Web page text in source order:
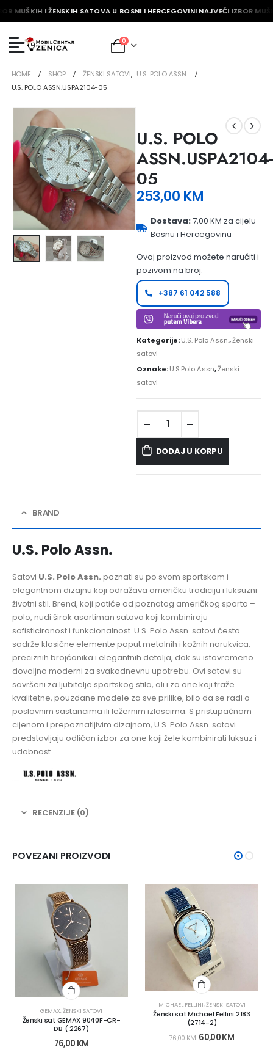
MUŠKIH I ŽENSKIH SATOVA U BOSNI I HERCEGOVINI NAJVEĆI IZBOR
0
HOME SHOP ŽENSKI SATOVI, U.S. POLO ASSN.
U.S. POLO ASSN.USPA2104-05
U.S. POLO
05
253,00 KM
Dostava:7,00 KM za cijelu
Bosnu i Hercegovinu
Ovaj proizvod možete naručiti i
pozivom na broj:
+387 61 042 588
Kategorije:U.S. Polo Assn.,Ženski
satovi
Oznake:U.S.Polo Assn,Ženski
satovi
DODAJ U KORPU
BRAND
U.S. Polo Assn.
Satovi U.S. Polo Assn. poznati su po svom sportskom i
elegantnom dizajnu koji odražava američku tradiciju i luksuzni
životni stil. Brend, koji potiče od poznatog američkog sporta –
polo, nudi širok asortiman satova koji kombiniraju
sofisticiranost i funkcionalnost. U.S. Polo Assn. satovi često
sadrže klasične elemente poput metalnih i kožnih narukvica,
preciznih brojčanika i elegantnih detalja, dok su istovremeno
dovoljno moderni za svakodnevnu upotrebu. Ovi satovi su
savršeni za ljubitelje sportskog stila, ali i za one koji traže
kvalitetne, pouzdane modele za sve prilike, bilo da se radi o
poslovnim sastancima ili ležernim izlascima. S pristupačnom
cijenom i prepoznatljivim dizajnom, U.S. Polo Assn. satovi
predstavljaju odličan izbor za one koji žele kombinirati luksuz i
udobnost.
RECENZIJE (0)
POVEZANI PROIZVODI
GEMAX,ŽENSKI SATOVI
Ženski sat GEMAX 9040F-CR-
DB ( 2267)
76,00 KM
MICHAEL FELLINI,ŽENSKI SATOVI
Ženski sat Michael Fellini 2183
(2714-2)
76,00KM 60,00KM